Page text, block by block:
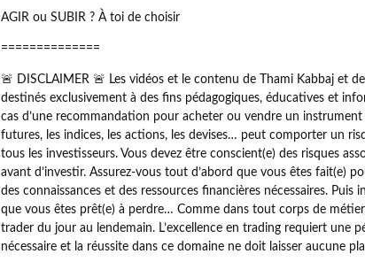
AGIR ou SUBIR ? À toi de choisir
==============
🚨 DISCLAIMER 🚨 Les vidéos et le contenu de Thami Kabbaj et
destinés exclusivement à des fins pédagogiques, éducatives et
cas d’une recommandation pour acheter ou vendre un
futures, les indices, les actions, les devises… peut comporter un
tous les investisseurs. Vous devez être conscient(e) des risques
avant d’investir. Assurez-vous tout d’abord que vous êtes fait(e)
des connaissances et des ressources financières nécessaires. Puis
que vous êtes prêt(e) à perdre… Comme dans tout corps de
trader du jour au lendemain. L’excellence en trading requiert une
nécessaire et la réussite dans ce domaine ne doit laisser aucune